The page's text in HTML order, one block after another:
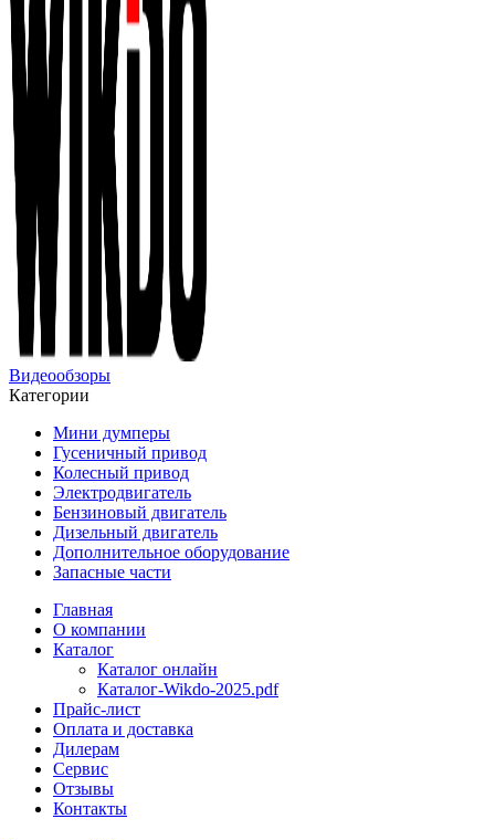
Видеообзоры
Категории
Мини думперы
Гусеничный привод
Колесный привод
Электродвигатель
Бензиновый двигатель
Дизельный двигатель
Дополнительное оборудование
Запасные части
Главная
О компании
Каталог
Каталог онлайн
Каталог-Wikdo-2025.pdf
Прайс-лист
Оплата и доставка
Дилерам
Сервис
Отзывы
Контакты